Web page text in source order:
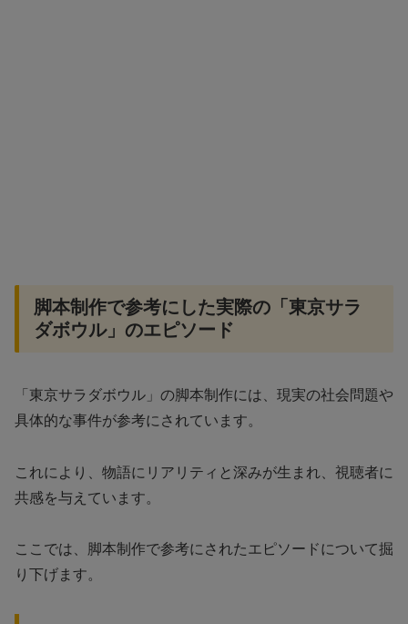
脚本制作で参考にした実際の「東京サラ
ダボウル」のエピソード
「東京サラダボウル」の脚本制作には、現実の社会問題や
具体的な事件が参考にされています。
これにより、物語にリアリティと深みが生まれ、視聴者に
共感を与えています。
ここでは、脚本制作で参考にされたエピソードについて掘
り下げます。